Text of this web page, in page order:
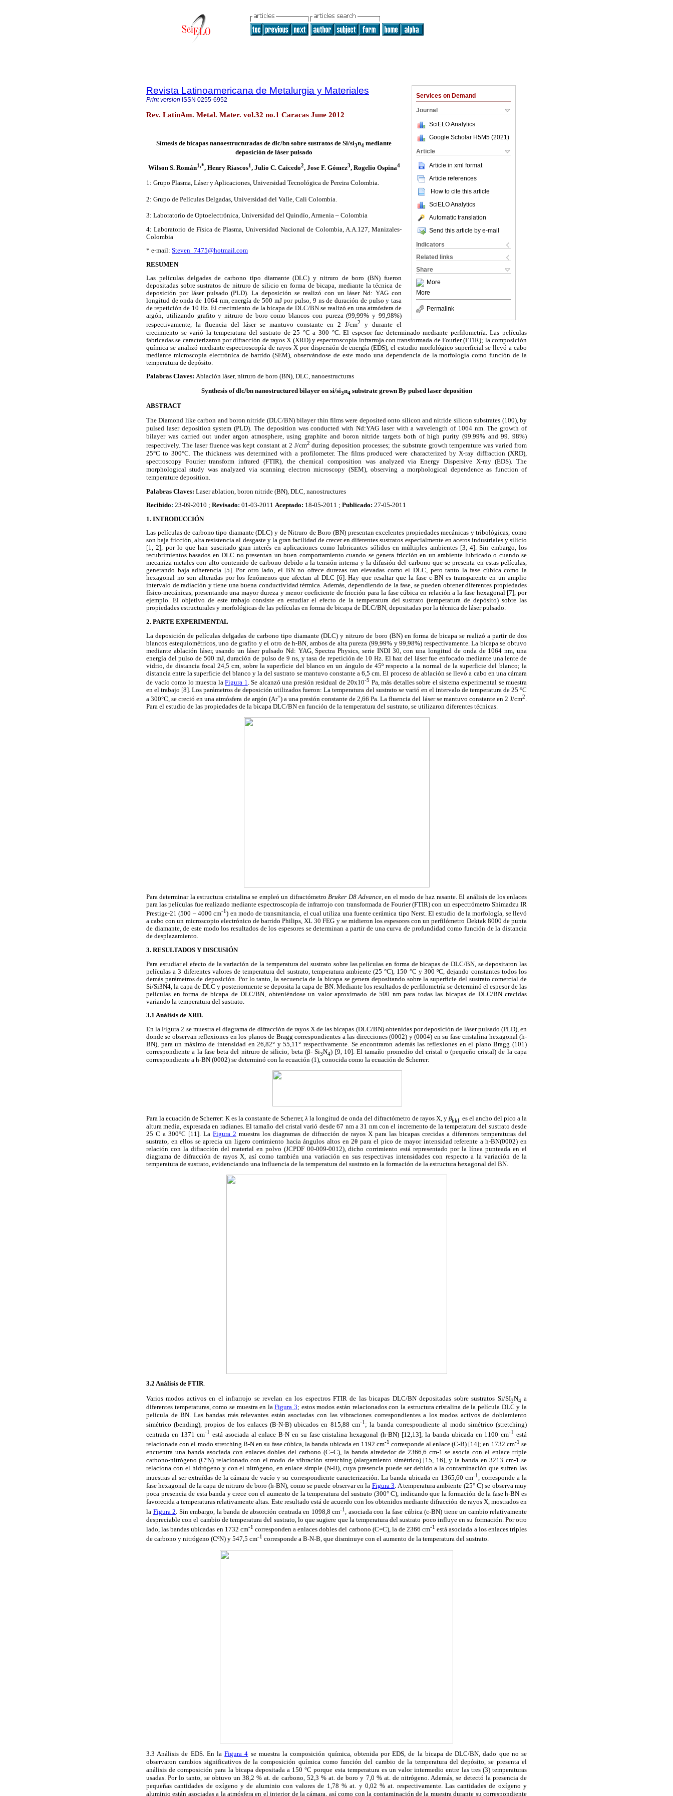
Services on Demand
Journal
SciELO Analytics
Google Scholar H5M5 (2021 )
Article
Article in xml format
Article references
How to cite this article
SciELO Analytics
Automatic translation
Send this article by e-mail
Indicators
Related links
Share
More
More
Permalink
Revista Latinoamericana de Metalurgia y Materiales
Print version ISSN 0255-6952
Rev. LatinAm. Metal. Mater. vol.32 no.1 Caracas June 2012
Síntesis de bicapas nanoestructuradas de dlc/bn sobre sustratos de Si/si3n4 mediante
deposición de láser pulsado
Wilson S. Román1,*, Henry Riascos1 , Julio C. Caicedo2, Jose F. Gómez3, Rogelio Ospina4
1: Grupo Plasma, Láser y Aplicaciones, Universidad Tecnológica de Pereira Colombia.
2: Grupo de Películas Delgadas, Universidad del Valle, Cali Colombia.
3: Laboratorio de Optoelectrónica, Universidad del Quindío, Armenia – Colombia
4: Laboratorio de Física de Plasma, Universidad Nacional de Colombia, A.A.127, Manizales-
Colombia
* e-mail: Steven_7475@hotmail.com
RESUMEN
Las películas delgadas de carbono tipo diamante (DLC) y nitruro de boro (BN) fueron
depositadas sobre sustratos de nitruro de silicio en forma de bicapa, mediante la técnica de
deposición por láser pulsado (PLD). La deposición se realizó con un láser Nd: YAG con
longitud de onda de 1064 nm, energía de 500 mJ por pulso, 9 ns de duración de pulso y tasa
de repetición de 10 Hz. El crecimiento de la bicapa de DLC/BN se realizó en una atmósfera de
argón, utilizando grafito y nitruro de boro como blancos con pureza (99,99% y 99,98%)
respectivamente, la fluencia del láser se mantuvo constante en 2 J/cm2
y durante el
crecimiento se varió la temperatura del sustrato de 25 °C a 300 °C. El espesor fue determinado mediante perfilometría. Las películas
fabricadas se caracterizaron por difracción de rayos X (XRD) y espectroscopía infrarroja con transformada de Fourier (FTIR); la composición
química se analizó mediante espectroscopía de rayos X por dispersión de energía (EDS), el estudio morfológico superficial se llevó a cabo
mediante microscopía electrónica de barrido (SEM), observándose de este modo una dependencia de la morfología como función de la
temperatura de depósito.
Palabras Claves: Ablación láser, nitruro de boro (BN), DLC, nanoestructuras
Synthesis of dlc/bn nanostructured bilayer on si/si3n4 substrate grown By pulsed laser deposition
ABSTRACT
The Diamond like carbon and boron nitride (DLC/BN) bilayer thin films were deposited onto silicon and nitride silicon substrates (100), by
pulsed laser deposition system (PLD). The deposition was conducted with Nd:YAG laser with a wavelength of 1064 nm. The growth of
bilayer was carried out under argon atmosphere, using graphite and boron nitride targets both of high purity (99.99% and 99. 98%)
respectively. The laser fluence was kept constant at 2 J/cm2 during deposition processes; the substrate growth temperature was varied from
25°C to 300°C. The thickness was determined with a profilometer. The films produced were characterized by X-ray diffraction (XRD),
spectroscopy Fourier transform infrared (FTIR), the chemical composition was analyzed via Energy Dispersive X-ray (EDS). The
morphological study was analyzed via scanning electron microscopy (SEM), observing a morphological dependence as function of
temperature deposition.
Palabras Claves: Laser ablation, boron nitride (BN), DLC, nanostructures
Recibido: 23-09-2010 ; Revisado: 01-03-2011 Aceptado: 18-05-2011 ; Publicado: 27-05-2011
1. INTRODUCCIÓN
Las películas de carbono tipo diamante (DLC) y de Nitruro de Boro (BN) presentan excelentes propiedades mecánicas y tribológicas, como
son baja fricción, alta resistencia al desgaste y la gran facilidad de crecer en diferentes sustratos especialmente en aceros industriales y silicio
[1, 2], por lo que han suscitado gran interés en aplicaciones como lubricantes sólidos en múltiples ambientes [3, 4]. Sin embargo, los
recubrimientos basados en DLC no presentan un buen comportamiento cuando se genera fricción en un ambiente lubricado o cuando se
mecaniza metales con alto contenido de carbono debido a la tensión interna y la difusión del carbono que se presenta en estas películas,
generando baja adherencia [5]. Por otro lado, el BN no ofrece durezas tan elevadas como el DLC, pero tanto la fase cúbica como la
hexagonal no son alteradas por los fenómenos que afectan al DLC [6]. Hay que resaltar que la fase c-BN es transparente en un amplio
intervalo de radiación y tiene una buena conductividad térmica. Además, dependiendo de la fase, se pueden obtener diferentes propiedades
físico-mecánicas, presentando una mayor dureza y menor coeficiente de fricción para la fase cúbica en relación a la fase hexagonal [7], por
ejemplo. El objetivo de este trabajo consiste en estudiar el efecto de la temperatura del sustrato (temperatura de depósito) sobre las
propiedades estructurales y morfológicas de las películas en forma de bicapa de DLC/BN, depositadas por la técnica de láser pulsado.
2. PARTE EXPERIMENTAL
La deposición de películas delgadas de carbono tipo diamante (DLC) y nitruro de boro (BN) en forma de bicapa se realizó a partir de dos
blancos estequiométricos, uno de grafito y el otro de h-BN, ambos de alta pureza (99,99% y 99,98%) respectivamente. La bicapa se obtuvo
mediante ablación láser, usando un láser pulsado Nd: YAG, Spectra Physics, serie INDI 30, con una longitud de onda de 1064 nm, una
energía del pulso de 500 mJ, duración de pulso de 9 ns, y tasa de repetición de 10 Hz. El haz del láser fue enfocado mediante una lente de
vidrio, de distancia focal 24,5 cm, sobre la superficie del blanco en un ángulo de 45º respecto a la normal de la superficie del blanco; la
distancia entre la superficie del blanco y la del sustrato se mantuvo constante a 6,5 cm. El proceso de ablación se llevó a cabo en una cámara
de vacío como lo muestra laFigura 1. Se alcanzó una presión residual de 20x10-5 Pa, más detalles sobre el sistema experimental se muestra
en el trabajo [8]. Los parámetros de deposición utilizados fueron: La temperatura del sustrato se varió en el intervalo de temperatura de 25 °C
a 300°C, se creció en una atmósfera de argón (Ar+) a una presión constante de 2,66 Pa. La fluencia del láser se mantuvo constante en 2 J/cm2.
Para el estudio de las propiedades de la bicapa DLC/BN en función de la temperatura del sustrato, se utilizaron diferentes técnicas.
Para determinar la estructura cristalina se empleó un difractómetroBruker D8 Advance, en el modo de haz rasante. El análisis de los enlaces
para las películas fue realizado mediante espectroscopía de infrarrojo con transformada de Fourier (FTIR) con un espectrómetro Shimadzu IR
Prestige-21 (500 – 4000 cm-1) en modo de transmitancia, el cual utiliza una fuente cerámica tipo Nerst. El estudio de la morfología, se llevó
a cabo con un microscopio electrónico de barrido Philips, XL 30 FEG y se midieron los espesores con un perfilómetro Dektak 8000 de punta
de diamante, de este modo los resultados de los espesores se determinan a partir de una curva de profundidad como función de la distancia
de desplazamiento.
3. RESULTADOS Y DISCUSIÓN
Para estudiar el efecto de la variación de la temperatura del sustrato sobre las películas en forma de bicapas de DLC/BN, se depositaron las
películas a 3 diferentes valores de temperatura del sustrato, temperatura ambiente (25 °C), 150 °C y 300 ºC, dejando constantes todos los
demás parámetros de deposición. Por lo tanto, la secuencia de la bicapa se genera depositando sobre la superficie del sustrato comercial de
Si/Si3N4, la capa de DLC y posteriormente se deposita la capa de BN. Mediante los resultados de perfilometría se determinó el espesor de las
películas en forma de bicapa de DLC/BN, obteniéndose un valor aproximado de 500 nm para todas las bicapas de DLC/BN crecidas
variando la temperatura del sustrato.
3.1 Análisis de XRD.
En la Figura 2 se muestra el diagrama de difracción de rayos X de las bicapas (DLC/BN) obtenidas por deposición de láser pulsado (PLD), en
donde se observan reflexiones en los planos de Bragg correspondientes a las direcciones (0002) y (0004) en su fase cristalina hexagonal (h-
BN), para un máximo de intensidad en 26,82° y 55,11° respectivamente. Se encontraron además las reflexiones en el plano Bragg (101)
correspondiente a la fase beta del nitruro de silicio, beta (β- Si3N4) [9, 10]. El tamaño promedio del cristal o (pequeño cristal) de la capa
correspondiente a h-BN (0002) se determinó con la ecuación (1), conocida como la ecuación de Scherrer:
Para la ecuación de Scherrer: K es la constante de Scherrer, λ la longitud de onda del difractómetro de rayos X, y βhkl
es el ancho del pico a la
altura media, expresada en radianes. El tamaño del cristal varió desde 67 nm a 31 nm con el incremento de la temperatura del sustrato desde
25 C a 300°C [11]. La Figura 2 muestra los diagramas de difracción de rayos X para las bicapas crecidas a diferentes temperaturas del
sustrato, en ellos se aprecia un ligero corrimiento hacia ángulos altos en 2θ para el pico de mayor intensidad referente a h-BN(0002) en
relación con la difracción del material en polvo (JCPDF 00-009-0012), dicho corrimiento está representado por la línea punteada en el
diagrama de difracción de rayos X, así como también una variación en sus respectivas intensidades con respecto a la variación de la
temperatura de sustrato, evidenciando una influencia de la temperatura del sustrato en la formación de la estructura hexagonal del BN.
3.2 Análisis de FTIR.
Varios modos activos en el infrarrojo se revelan en los espectros FTIR de las bicapas DLC/BN depositadas sobre sustratos Si/SI3N4 a
diferentes temperaturas, como se muestra en laFigura 3; estos modos están relacionados con la estructura cristalina de la película DLC y la
película de BN. Las bandas más relevantes están asociadas con las vibraciones correspondientes a los modos activos de doblamiento
simétrico (bending), propios de los enlaces (B-N-B) ubicados en 815,88 cm-1 ; la banda correspondiente al modo simétrico (stretching)
centrada en 1371 cm-1 está asociada al enlace B-N en su fase cristalina hexagonal (h-BN) [12,13]; la banda ubicada en 1100 cm-1 está
relacionada con el modo stretching B-N en su fase cúbica, la banda ubicada en 1192 cm-1 corresponde al enlace (C-B) [14]; en 1732 cm-1 se
encuentra una banda asociada con enlaces dobles del carbono (C=C), la banda alrededor de 2366,6 cm-1 se asocia con el enlace triple
carbono-nitrógeno (CºN) relacionado con el modo de vibración stretching (alargamiento simétrico) [15, 16], y la banda en 3213 cm-1 se
relaciona con el hidrógeno y con el nitrógeno, en enlace simple (N-H), cuya presencia puede ser debido a la contaminación que sufren las
muestras al ser extraídas de la cámara de vacío y su correspondiente caracterización. La banda ubicada en 1365,60 cm-1, corresponde a la
fase hexagonal de la capa de nitruro de boro (h-BN), como se puede observar en la Figura 3. A temperatura ambiente (25° C) se observa muy
poca presencia de esta banda y crece con el aumento de la temperatura del sustrato (300° C), indicando que la formación de la fase h-BN es
favorecida a temperaturas relativamente altas. Este resultado está de acuerdo con los obtenidos mediante difracción de rayos X, mostrados en
la Figura 2 . Sin embargo, la banda de absorción centrada en 1098,8 cm-1
, asociada con la fase cúbica (c-BN) tiene un cambio relativamente
despreciable con el cambio de temperatura del sustrato, lo que sugiere que la temperatura del sustrato poco influye en su formación. Por otro
lado, las bandas ubicadas en 1732 cm-1 corresponden a enlaces dobles del carbono (C=C), la de 2366 cm-1 está asociada a los enlaces triples
de carbono y nitrógeno (CºN) y 547,5 cm-1 corresponde a B-N-B, que disminuye con el aumento de la temperatura del sustrato.
3.3 Análisis de EDS. En laFigura 4 se muestra la composición química, obtenida por EDS, de la bicapa de DLC/BN, dado que no se
observaron cambios significativos de la composición química como función del cambio de la temperatura del depósito, se presenta el
análisis de composición para la bicapa depositada a 150 °C porque esta temperatura es un valor intermedio entre las tres (3) temperaturas
usadas. Por lo tanto, se obtuvo un 38,2 % at. de carbono, 52,3 % at. de boro y 7,0 % at. de nitrógeno. Además, se detectó la presencia de
pequeñas cantidades de oxígeno y de aluminio con valores de 1,78 % at. y 0,02 % at. respectivamente. Las cantidades de oxígeno y
aluminio están asociadas a la atmósfera en el interior de la cámara, así como con la contaminación de la muestra durante su correspondiente